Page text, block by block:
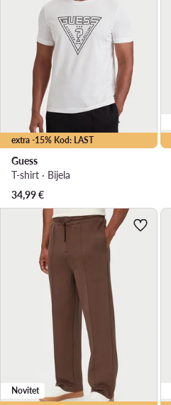
extra -15% Kod: LAST
Guess
T-shirt · Bijela
34,99€
Novitet